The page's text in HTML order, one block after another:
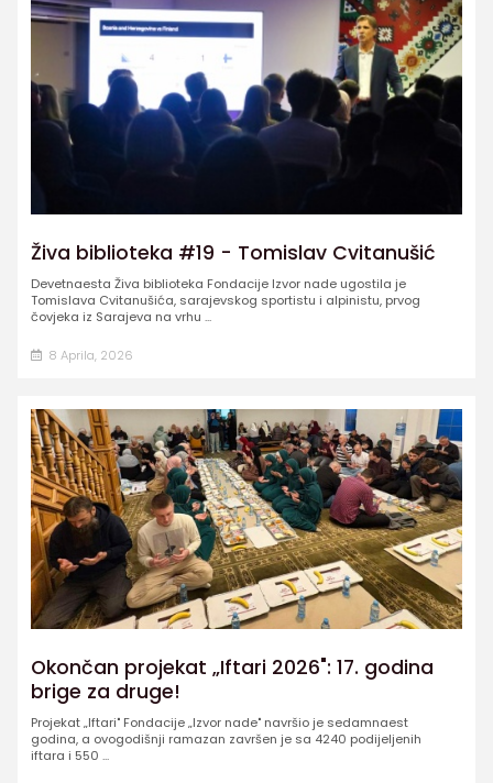
Živa biblioteka #19 - Tomislav Cvitanušić
Devetnaesta Živa biblioteka Fondacije Izvor nade ugostila je
Tomislava Cvitanušića, sarajevskog sportistu i alpinistu, prvog
čovjeka iz Sarajeva na vrhu ...
8 Aprila, 2026
Okončan projekat „Iftari 2026": 17. godina
brige za druge!
Projekat „Iftari" Fondacije „Izvor nade" navršio je sedamnaest
godina, a ovogodišnji ramazan završen je sa 4240 podijeljenih
iftara i 550 ...